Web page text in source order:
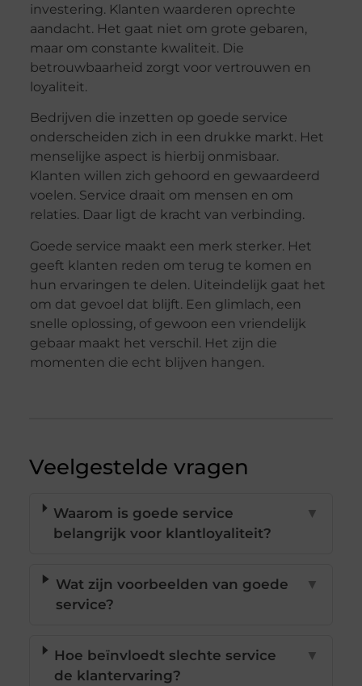
investering. Klanten waarderen oprechte
aandacht. Het gaat niet om grote gebaren,
maar om constante kwaliteit. Die
betrouwbaarheid zorgt voor vertrouwen en
loyaliteit.
Bedrijven die inzetten op goede service
onderscheiden zich in een drukke markt. Het
menselijke aspect is hierbij onmisbaar.
Klanten willen zich gehoord en gewaardeerd
voelen. Service draait om mensen en om
relaties. Daar ligt de kracht van verbinding.
Goede service maakt een merk sterker. Het
geeft klanten reden om terug te komen en
hun ervaringen te delen. Uiteindelijk gaat het
om dat gevoel dat blijft. Een glimlach, een
snelle oplossing, of gewoon een vriendelijk
gebaar maakt het verschil. Het zijn die
momenten die echt blijven hangen.
Veelgestelde vragen
Waarom is goede service
belangrijk voor klantloyaliteit?
▼
Wat zijn voorbeelden van goede
service?
▼
Hoe beïnvloedt slechte service
de klantervaring?
▼